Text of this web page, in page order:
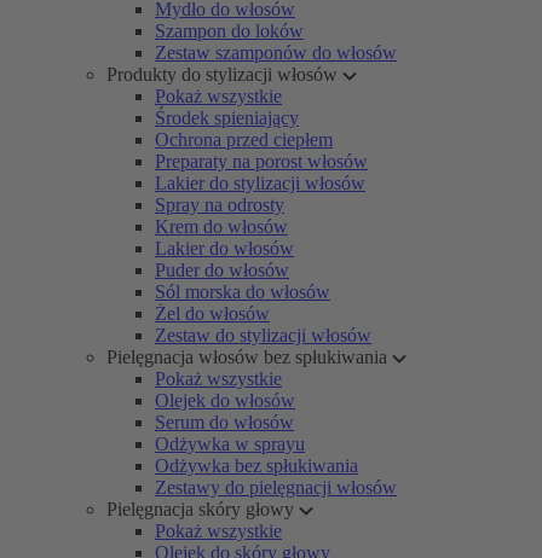
Mydło do włosów
Szampon do loków
Zestaw szamponów do włosów
Produkty do stylizacji włosów
Pokaż wszystkie
Środek spieniający
Ochrona przed ciepłem
Preparaty na porost włosów
Lakier do stylizacji włosów
Spray na odrosty
Krem do włosów
Lakier do włosów
Puder do włosów
Sól morska do włosów
Żel do włosów
Zestaw do stylizacji włosów
Pielęgnacja włosów bez spłukiwania
Pokaż wszystkie
Olejek do włosów
Serum do włosów
Odżywka w sprayu
Odżywka bez spłukiwania
Zestawy do pielęgnacji włosów
Pielęgnacja skóry głowy
Pokaż wszystkie
Olejek do skóry głowy